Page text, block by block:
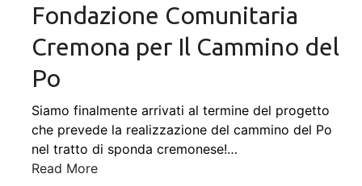
Fondazione Comunitaria
Cremona per Il Cammino del
Po
Siamo finalmente arrivati al termine del progetto
che prevede la realizzazione del cammino del Po
nel tratto di sponda cremonese!…
Read More